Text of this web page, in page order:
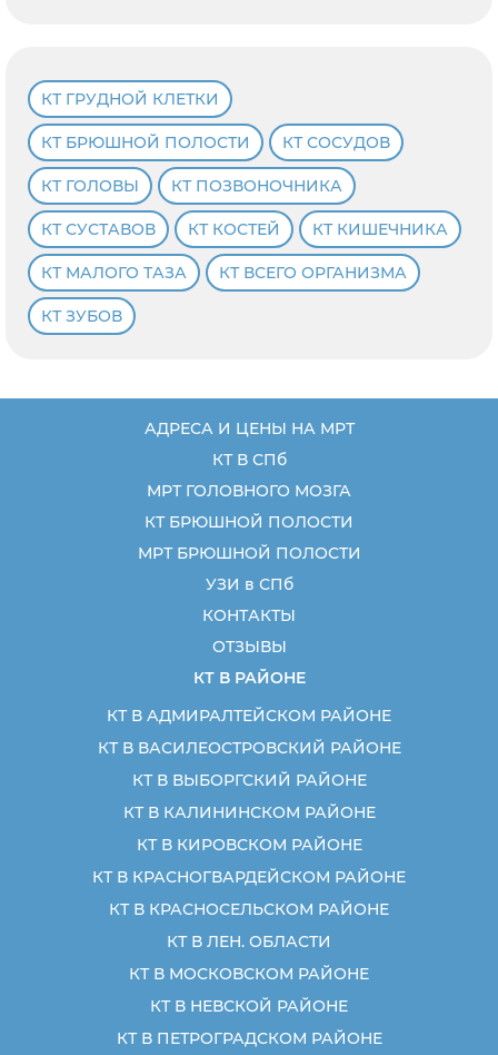
КТ ГРУДНОЙ КЛЕТКИ
КТ БРЮШНОЙ ПОЛОСТИ КТ СОСУДОВ
КТ ГОЛОВЫ КТ ПОЗВОНОЧНИКА
КТ СУСТАВОВ КТ КОСТЕЙ КТ КИШЕЧНИКА
КТ МАЛОГО ТАЗА КТ ВСЕГО ОРГАНИЗМА
КТ ЗУБОВ
АДРЕСА И ЦЕНЫ НА МРТ
КТ В СПб
МРТ ГОЛОВНОГО МОЗГА
КТ БРЮШНОЙ ПОЛОСТИ
МРТ БРЮШНОЙ ПОЛОСТИ
УЗИ в СПб
КОНТАКТЫ
ОТЗЫВЫ
КТ В РАЙОНЕ
КТ В АДМИРАЛТЕЙСКОМ РАЙОНЕ
КТ В ВАСИЛЕОСТРОВСКИЙ РАЙОНЕ
КТ В ВЫБОРГСКИЙ РАЙОНЕ
КТ В КАЛИНИНСКОМ РАЙОНЕ
КТ В КИРОВСКОМ РАЙОНЕ
КТ В КРАСНОГВАРДЕЙСКОМ РАЙОНЕ
КТ В КРАСНОСЕЛЬСКОМ РАЙОНЕ
КТ В ЛЕН. ОБЛАСТИ
КТ В МОСКОВСКОМ РАЙОНЕ
КТ В НЕВСКОЙ РАЙОНЕ
КТ В ПЕТРОГРАДСКОМ РАЙОНЕ